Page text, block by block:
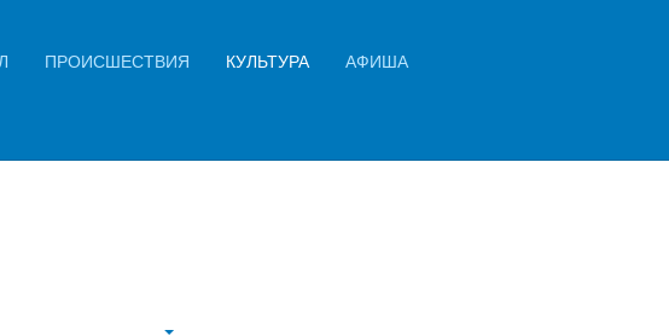
ПРОИСШЕСТВИЯ КУЛЬТУРА АФИША